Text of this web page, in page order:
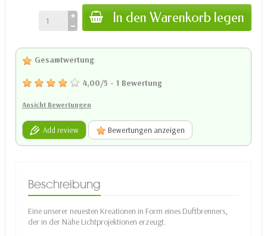
In den Warenkorb legen
Gesamtwertung:
4,00/5 - 1 Bewertung
Ansicht Bewertungen
Add review Bewertungen anzeigen
Beschreibung
Eine unserer neuesten Kreationen in Form eines Duftbrenners,
der in der Nähe Lichtprojektionen erzeugt.